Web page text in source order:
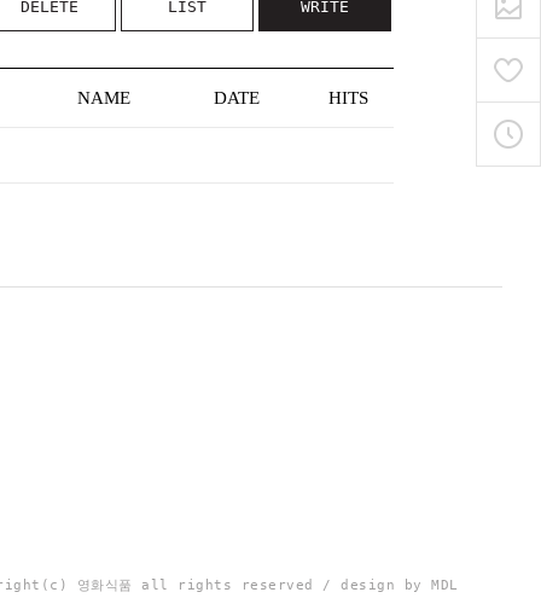
DELETE LIST WRITE
NAME DATE HITS
영화식품 all rights reserved / design by MDL